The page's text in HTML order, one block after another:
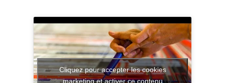
Cliquez pour accepter les cookies
marketing et activer ce contenu